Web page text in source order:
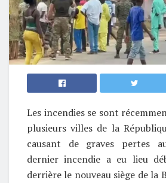
Les incendies se sont
plusieurs villes de la
causant de graves pertes
dernier incendie a eu lieu
derrière le nouveau siège de la